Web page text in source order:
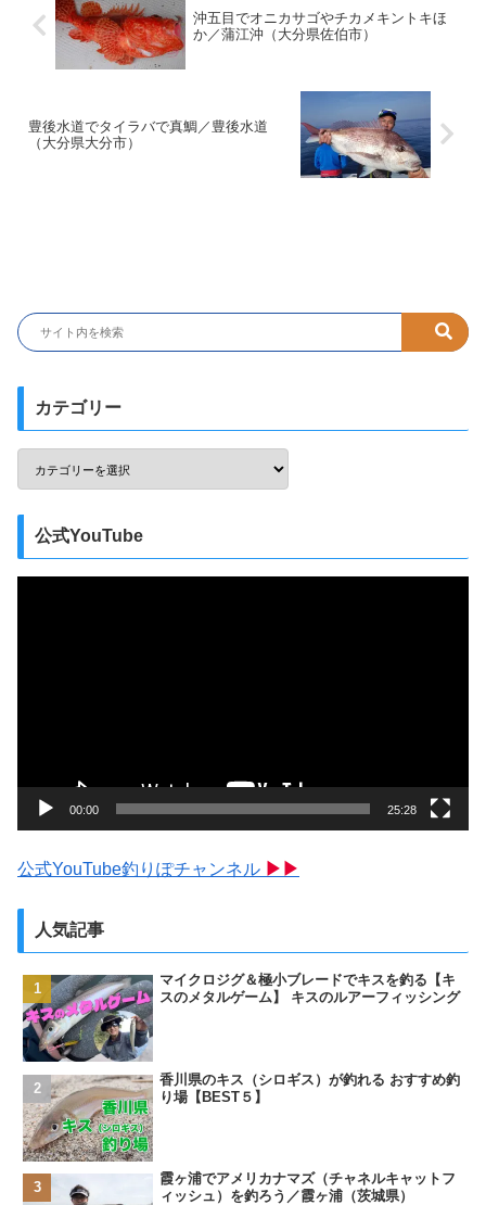
沖五目でオニカサゴやチカメキントキほ
か／蒲江沖（大分県佐伯市）
豊後水道でタイラバで真鯛／豊後水道
（大分県大分市）
カテゴリー
公式YouTube
00:00 25:28
公式YouTube釣りぽチャンネル ▶▶
人気記事
マイクロジグ＆極小ブレードでキスを釣る【キ
スのメタルゲーム】 キスのルアーフィッシング
香川県のキス（シロギス）が釣れる おすすめ釣
り場【BEST５】
霞ヶ浦でアメリカナマズ（チャネルキャットフ
ィッシュ）を釣ろう／霞ヶ浦（茨城県）